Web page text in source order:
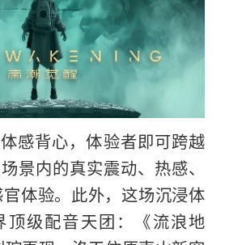
感背心，体验者即可跨越
景内的真实震动、热感、
体验。此外，这场沉浸体
顶级配音天团：《流浪地